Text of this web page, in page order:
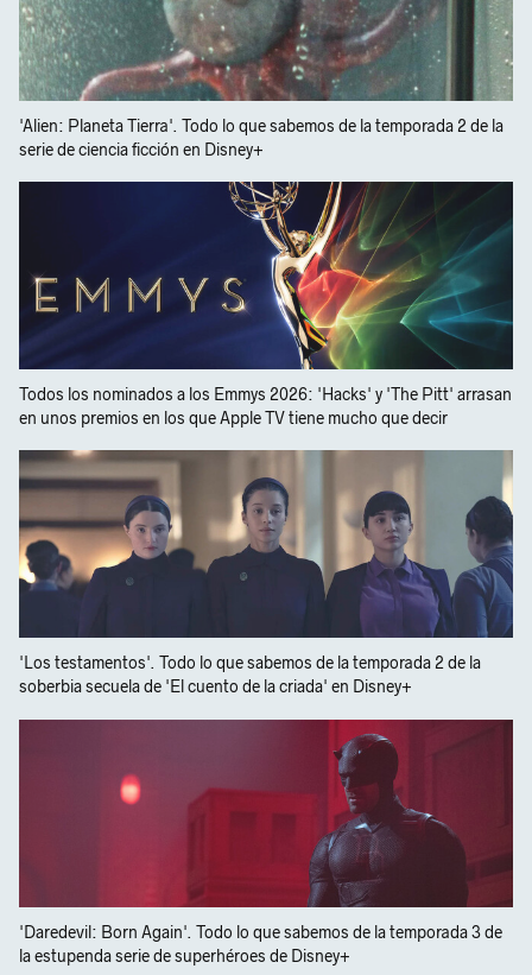
'Alien: Planeta Tierra'. Todo lo que sabemos de la temporada 2 de la
serie de ciencia ficción en Disney+
Todos los nominados a los Emmys 2026: 'Hacks' y 'The Pitt' arrasan
en unos premios en los que Apple TV tiene mucho que decir
'Los testamentos'. Todo lo que sabemos de la temporada 2 de la
soberbia secuela de 'El cuento de la criada' en Disney+
'Daredevil: Born Again'. Todo lo que sabemos de la temporada 3 de
la estupenda serie de superhéroes de Disney+